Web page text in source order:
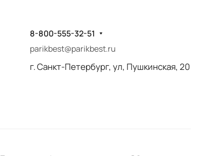
8-800-555-32-51
parikbest@parikbest.ru
г. Санкт-Петербург, ул, Пушкинская, 20